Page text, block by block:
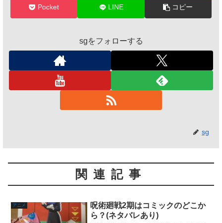
Pocket LINE コピー
sgをフォローする
sg
関連記事
アニメ
呪術廻戦2期はコミックのどこか
ら？(ネタバレあり)